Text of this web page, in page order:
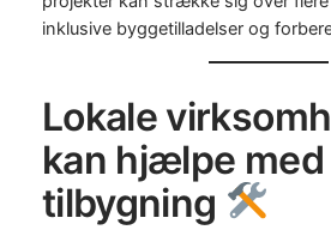
inklusive byggetilladelser og
Lokale
kan hjælpe med
tilbygning